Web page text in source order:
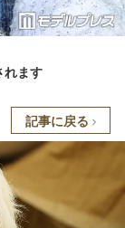
れます
記事に戻る